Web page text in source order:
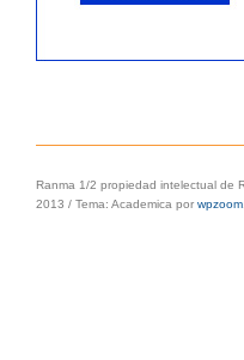
Ranma 1/2 propiedad intelectual de
2013 / Tema: Academica por wpzoom